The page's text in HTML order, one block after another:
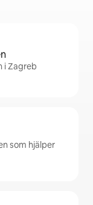
i Zagreb
som hjälper